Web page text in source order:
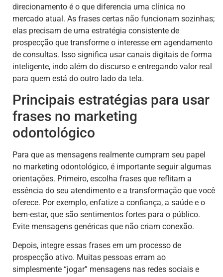
direcionamento é o que diferencia uma clínica no
mercado atual. As frases certas não funcionam sozinhas;
elas precisam de uma estratégia consistente de
prospecção que transforme o interesse em agendamento
de consultas. Isso significa usar canais digitais de forma
inteligente, indo além do discurso e entregando valor real
para quem está do outro lado da tela.
Principais estratégias para usar
frases no marketing
odontológico
Para que as mensagens realmente cumpram seu papel
no marketing odontológico, é importante seguir algumas
orientações. Primeiro, escolha frases que reflitam a
essência do seu atendimento e a transformação que você
oferece. Por exemplo, enfatize a confiança, a saúde e o
bem-estar, que são sentimentos fortes para o público.
Evite mensagens genéricas que não criam conexão.
Depois, integre essas frases em um processo de
prospecção ativo. Muitas pessoas erram ao
simplesmente “jogar” mensagens nas redes sociais e